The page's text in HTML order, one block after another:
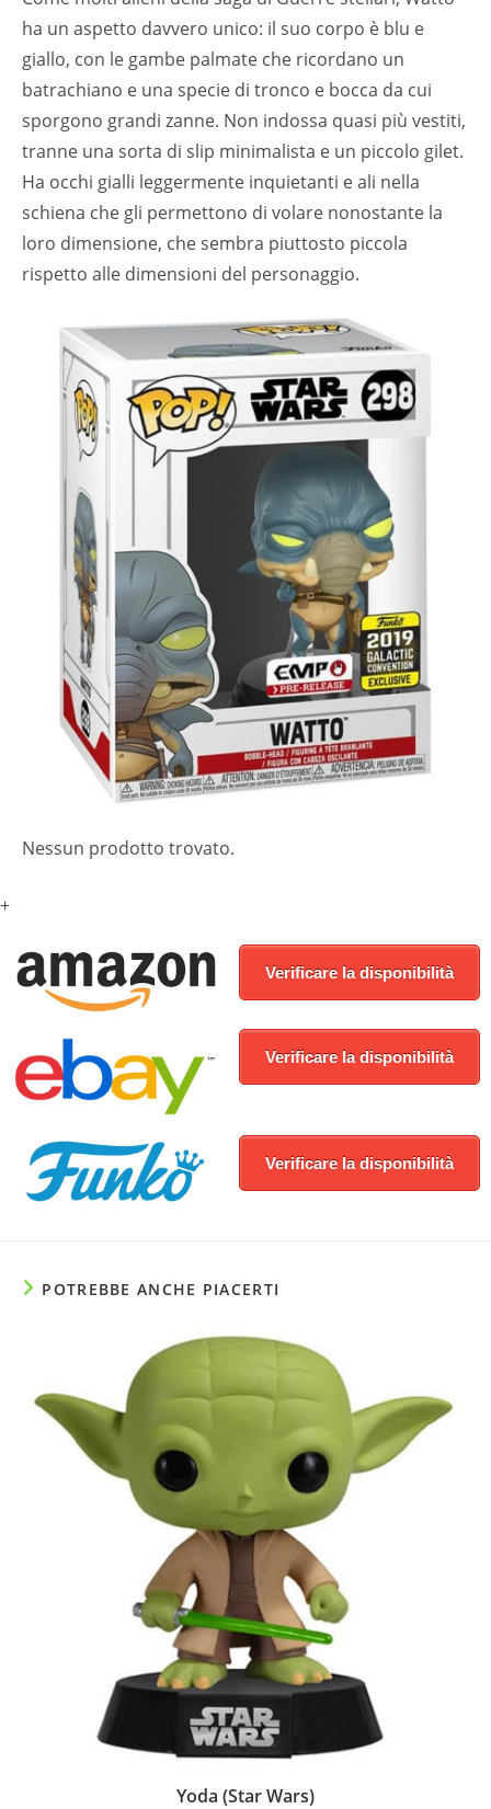
ha un aspetto davvero unico: il suo corpo è blu e
giallo, con le gambe palmate che ricordano un
batrachiano e una specie di tronco e bocca da cui
sporgono grandi zanne. Non indossa quasi più vestiti,
tranne una sorta di slip minimalista e un piccolo gilet.
Ha occhi gialli leggermente inquietanti e ali nella
schiena che gli permettono di volare nonostante la
loro dimensione, che sembra piuttosto piccola
rispetto alle dimensioni del personaggio.
Nessun prodotto trovato.
+
Verificare la disponibilità
Verificare la disponibilità
Verificare la disponibilità
POTREBBE ANCHE PIACERTI
Yoda (Star Wars)